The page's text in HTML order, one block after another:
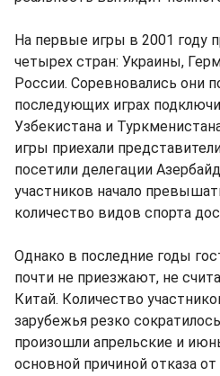
На первые игры в 2001 году
четырех стран: Украины,
России. Соревновались они
последующих играх
Узбекистана и
игры приехали
посетили делегации
участников начало
количество видов спорта
Однако в последние годы
почти не приезжают, не
Китай. Количество
зарубежья резко
произошли апрельские и
основной причиной отказа